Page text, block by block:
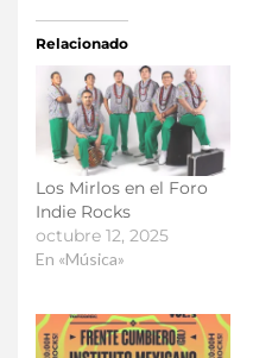
Relacionado
Los Mirlos en el Foro
Indie Rocks
octubre 12, 2025
En «Música»